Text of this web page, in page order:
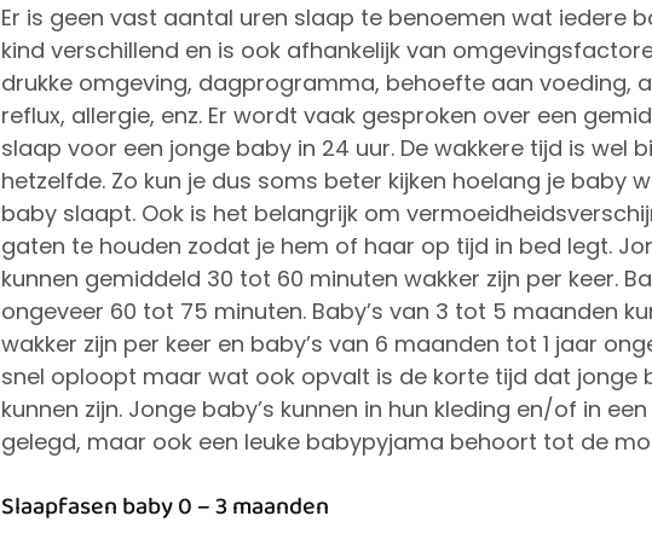
Er is geen vast aantal uren slaap te benoemen wat iedere
kind verschillend en is ook afhankelijk van
drukke omgeving, dagprogramma, behoefte aan voeding,
reflux, allergie, enz. Er wordt vaak gesproken over een
slaap voor een jonge baby in 24 uur. De wakkere tijd is wel
hetzelfde. Zo kun je dus soms beter kijken hoelang je baby
baby slaapt. Ook is het belangrijk om
gaten te houden zodat je hem of haar op tijd in bed legt.
kunnen gemiddeld 30 tot 60 minuten wakker zijn per keer.
ongeveer 60 tot 75 minuten. Baby’s van 3 tot 5 maanden
wakker zijn per keer en baby’s van 6 maanden tot 1 jaar
snel oploopt maar wat ook opvalt is de korte tijd dat jonge
kunnen zijn. Jonge baby’s kunnen in hun kleding en/of in
gelegd, maar ook een leuke babypyjama behoort tot de
Slaapfasen baby 0 – 3 maanden